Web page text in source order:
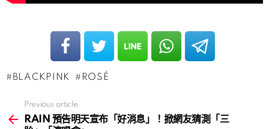
BLACKPINK ROSÉ
more
Previous article
RAIN 預告明天宣布「好消息」！掀網友猜測「三